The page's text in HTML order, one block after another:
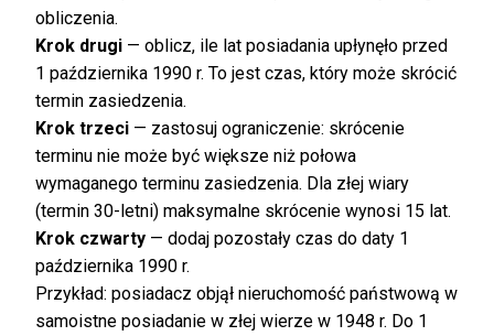
obliczenia.
Krok drugi — oblicz, ile lat posiadania upłynęło przed
1 października 1990 r. To jest czas, który może skrócić
termin zasiedzenia.
Krok trzeci — zastosuj ograniczenie: skrócenie
terminu nie może być większe niż połowa
wymaganego terminu zasiedzenia. Dla złej wiary
(termin 30-letni) maksymalne skrócenie wynosi 15 lat.
Krok czwarty — dodaj pozostały czas do daty 1
października 1990 r.
Przykład: posiadacz objął nieruchomość państwową w
samoistne posiadanie w złej wierze w 1948 r. Do 1